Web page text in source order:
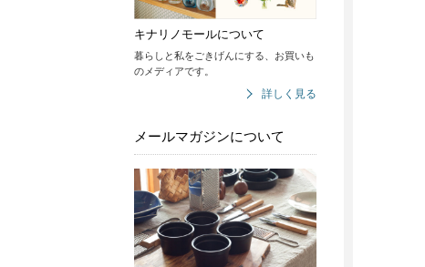
キナリノモールについて
暮らしと私をごきげんにする、お買いも
のメディアです。
詳しく見る
メールマガジンについて